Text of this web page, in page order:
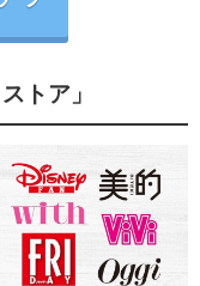
トア」